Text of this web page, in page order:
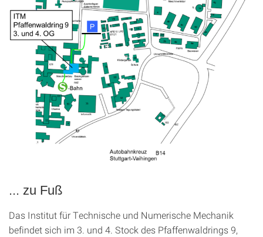
... zu Fuß
Das Institut für Technische und Numerische Mechanik
befindet sich im 3. und 4. Stock des Pfaffenwaldrings 9,